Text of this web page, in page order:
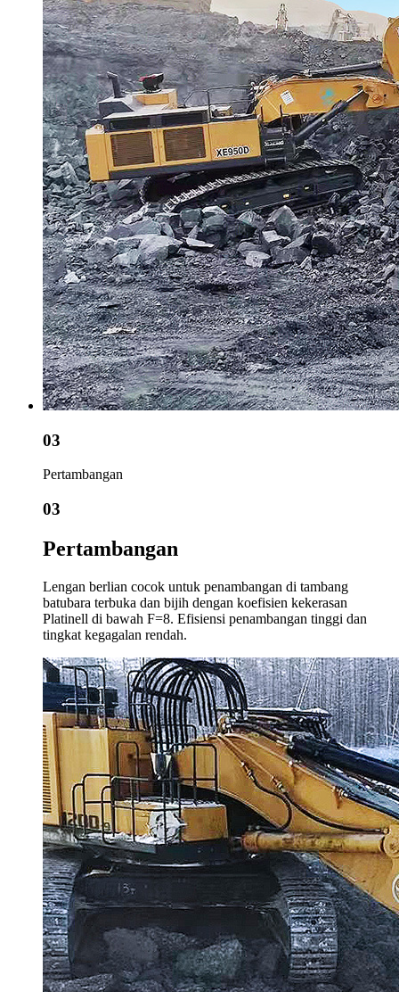
03
Pertambangan
03
Pertambangan
Lengan berlian cocok untuk penambangan di tambang
batubara terbuka dan bijih dengan koefisien kekerasan
Platinell di bawah F=8. Efisiensi penambangan tinggi dan
tingkat kegagalan rendah.